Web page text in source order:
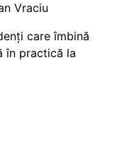
Vraciu
care îmbină
în practică la